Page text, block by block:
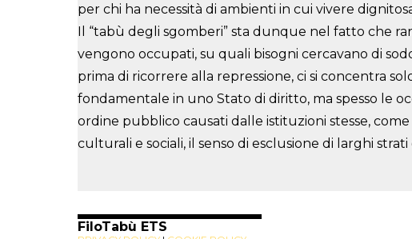
per chi ha necessità di ambienti in cui vivere
Il “tabù degli sgomberi” sta dunque nel fatto che
vengono occupati, su quali bisogni cercavano di
prima di ricorrere alla repressione, ci si concentra
fondamentale in uno Stato di diritto, ma spesso le
ordine pubblico causati dalle istituzioni stesse, come
culturali e sociali, il senso di esclusione di larghi strati
FiloTabù ETS